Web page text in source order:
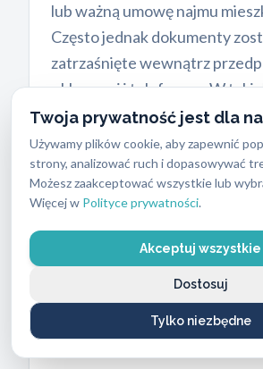
Twoja prywatność jest dla
Używamy plików cookie, aby zapewnić
strony, analizować ruch i dopasowywać
Możesz zaakceptować wszystkie lub
Więcej w Polityce prywatności.
Akceptuj wszystkie
Tylko niezbędne
Dostosuj
lub ważną umowę najmu
Często jednak dokumenty
zatrzaśnięte wewnątrz
z kluczami i telefonem. W
przypadkach weryfikacja
natychmiast po otwarciu
drzwiowego w obecności
pracownika. Alternatywnym
sąsiadów z tej samej klatki
wezwanie patrolu policji na
zdarzenia. Jasne zasady
zaufanie i gwarantują pełną